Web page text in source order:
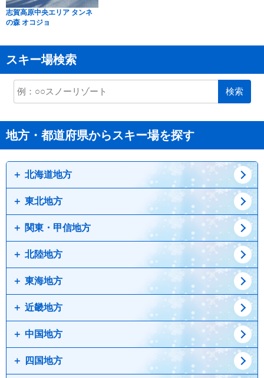
志賀高原中央エリア タンネ
の森 オコジョ
スキー場検索
検索
地方・都道府県からスキー場を探す
北海道地方
道北
道央
東北地方
青森県
宮城県
山形県
関東・甲信地方
栃木県
山梨県
北陸地方
新潟県
石川県
東海地方
愛知県
静岡県
近畿地方
兵庫県
滋賀県
中国地方
鳥取県四国地方